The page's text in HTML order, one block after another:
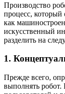
Производство
процесс,
как
искусственный
разделить на
1.
Прежде всего,
выполнять робот.